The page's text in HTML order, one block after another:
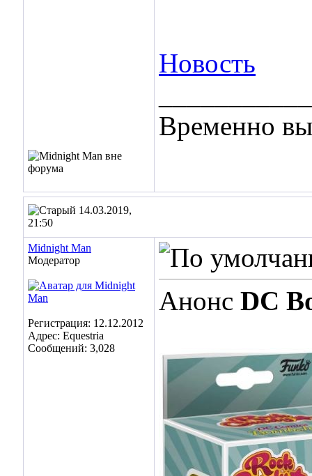
Новость
Временно
14.03.2019,
21:50
Midnight Man
Модератор
Регистрация: 12.12.2012
Адрес: Equestria
Сообщений: 3,028
Анонс DC